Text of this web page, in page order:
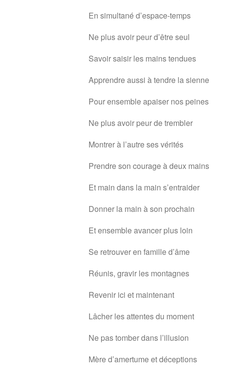
En simultané d’espace-temps
Ne plus avoir peur d’être seul
Savoir saisir les mains tendues
Apprendre aussi à tendre la sienne
Pour ensemble apaiser nos peines
Ne plus avoir peur de trembler
Montrer à l’autre ses vérités
Prendre son courage à deux mains
Et main dans la main s’entraider
Donner la main à son prochain
Et ensemble avancer plus loin
Se retrouver en famille d’âme
Réunis, gravir les montagnes
Revenir ici et maintenant
Lâcher les attentes du moment
Ne pas tomber dans l’illusion
Mère d’amertume et déceptions